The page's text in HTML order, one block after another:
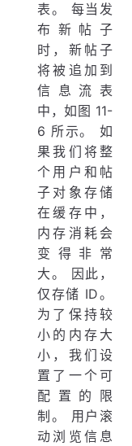
表。 每当发
布新帖子
时，新帖子
将被追加到
信息流表
中，如图 11-
6 所示。 如
果我们将整
个用户和帖
子对象存储
在缓存中，
内存消耗会
变得非常
大。 因此，
仅存储 ID。
为了保持较
小的内存大
小，我们设
置了一个可
配置的限
制。 用户滚
动浏览信息